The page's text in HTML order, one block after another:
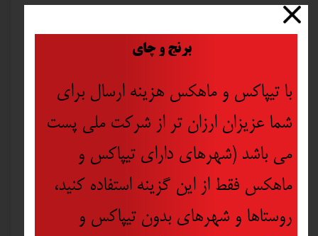
محصولات مرتبط
برنج و چای
با تیپاکس و ماهکس هزینه ارسال برای
شما عزیزان ارزان تر از شرکت ملی پست
می باشد (شهرهای دارای تیپاکس و
ماهکس فقط از این گزینه استفاده کنید،
روستاها و شهرهای بدون تیپاکس و